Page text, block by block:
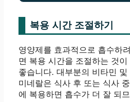
복용 시간 조절하기
영양제를 효과적으로 흡수하려
면 복용 시간을 조절하는 것이
좋습니다. 대부분의 비타민 및
미네랄은 식사 후 또는 식사 중
에 복용하면 흡수가 더 잘 되므